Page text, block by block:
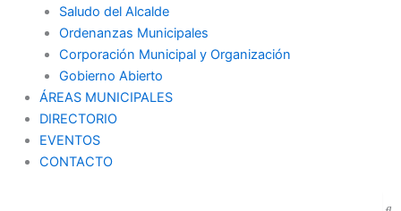
Saludo del Alcalde
Ordenanzas Municipales
Corporación Municipal y Organización
Gobierno Abierto
ÁREAS MUNICIPALES
DIRECTORIO
EVENTOS
CONTACTO